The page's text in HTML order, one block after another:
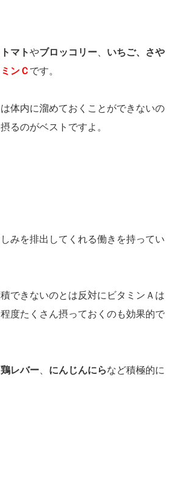
トマトやブロッコリー いちご、
さや
ンＣ です。
体内に溜めておくことができないの
るのがベストですよ。
みを排出してくれる働きを持ってい
できないのとは反対にビタミンＡは
度たくさん摂っておくのも効果的で
鶏レバー にんじんにらなど積極的に